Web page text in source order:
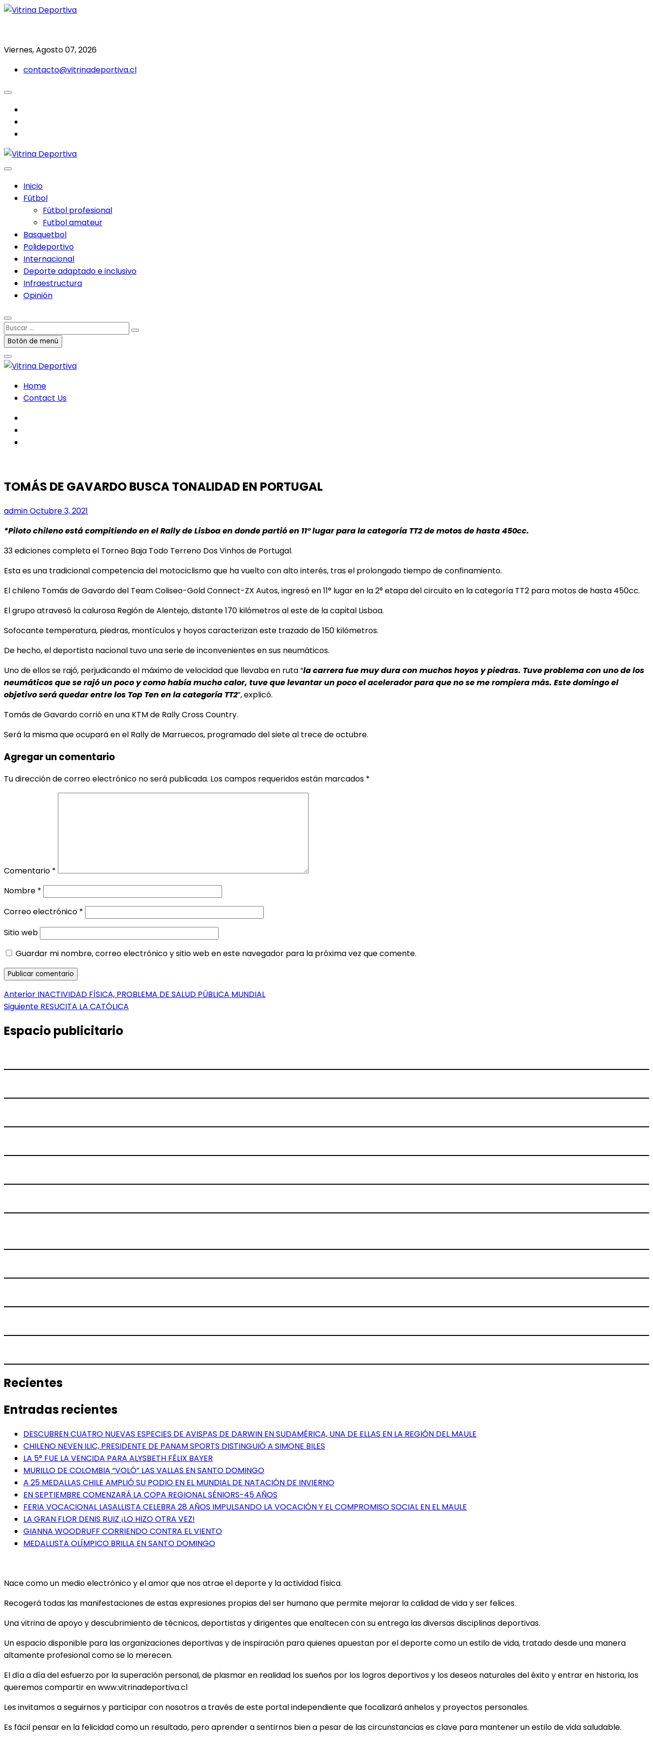
Saltar
Viernes, Agosto 07, 2026
contacto@vitrinadeportiva.cl
Inicio
Fútbol
Fútbol profesional
Futbol amateur
Basquetbol
Polideportivo
Internacional
Deporte adaptado e inclusivo
Infraestructura
Opinión
Buscar
…Botón de menú
Home
Contact Us
TOMÁS DE GAVARDO BUSCA TONALIDAD EN PORTUGAL
adminOctubre 3, 2021
*Piloto chileno está compitiendo en el Rally de Lisboa en donde partió en 11° lugar para la categoría TT2 de motos de hasta 450cc.
33 ediciones completa el Torneo Baja Todo Terreno Dos Vinhos de Portugal.
Esta es una tradicional competencia del motociclismo que ha vuelto con alto interés, tras el prolongado tiempo de confinamiento.
El chileno Tomás de Gavardo del Team Coliseo-Gold Connect-ZX Autos, ingresó en 11° lugar en la 2° etapa del circuito en la categoría TT2 para motos de hasta 450cc.
El grupo atravesó la calurosa Región de Alentejo, distante 170 kilómetros al este de la capital Lisboa.
Sofocante temperatura, piedras, montículos y hoyos caracterizan este trazado de 150 kilómetros.
De hecho, el deportista nacional tuvo una serie de inconvenientes en sus neumáticos.
Uno de ellos se rajó, perjudicando el máximo de velocidad que llevaba en ruta “la carrera fue muy dura con muchos hoyos y piedras. Tuve problema con uno de los
neumáticos que se rajó un poco y como había mucho calor, tuve que levantar un poco el acelerador para que no se me rompiera más. Este domingo el
objetivo será quedar entre los Top Ten en la categoría TT2”, explicó.
Tomás de Gavardo corrió en una KTM de Rally Cross Country.
Será la misma que ocupará en el Rally de Marruecos, programado del siete al trece de octubre.
Agregar un comentario
Tu dirección de correo electrónico no será publicada. Los campos requeridos están marcados *
Comentario *
Nombre *
Correo electrónico *
Sitio web
Guardar mi nombre, correo electrónico y sitio web en este navegador para la próxima vez que comente.
Navegación
de
entradas
Anterior Entrada
anterior:
INACTIVIDAD FÍSICA, PROBLEMA DE SALUD PÚBLICA MUNDIAL
Siguiente Entrada
RESUCITA LA CATÓLICA
Espacio publicitario
Recientes
Entradas recientes
DESCUBREN CUATRO NUEVAS ESPECIES DE AVISPAS DE DARWIN EN SUDAMÉRICA, UNA DE ELLAS EN LA REGIÓN DEL MAULE
CHILENO NEVEN ILIC, PRESIDENTE DE PANAM SPORTS DISTINGUIÓ A SIMONE BILES
LA 5° FUE LA VENCIDA PARA ALYSBETH FÉLIX BAYER
MURILLO DE COLOMBIA “VOLÓ” LAS VALLAS EN SANTO DOMINGO
A 25 MEDALLAS CHILE AMPLIÓ SU PODIO EN EL MUNDIAL DE NATACIÓN DE INVIERNO
EN SEPTIEMBRE COMENZARÁ LA COPA REGIONAL SÉNIORS-45 AÑOS
FERIA VOCACIONAL LASALLISTA CELEBRA 28 AÑOS IMPULSANDO LA VOCACIÓN Y EL COMPROMISO SOCIAL EN EL MAULE
LA GRAN FLOR DENIS RUIZ ¡LO HIZO OTRA VEZ!
GIANNA WOODRUFF CORRIENDO CONTRA EL VIENTO
MEDALLISTA OLÍMPICO BRILLA EN SANTO DOMINGO
Nace como un medio electrónico y el amor que nos atrae el deporte y la actividad física.
Recogerá todas las manifestaciones de estas expresiones propias del ser humano que permite mejorar la calidad de vida y ser felices.
Una vitrina de apoyo y descubrimiento de técnicos, deportistas y dirigentes que enaltecen con su entrega las diversas disciplinas deportivas.
Un espacio disponible para las organizaciones deportivas y de inspiración para quienes apuestan por el deporte como un estilo de vida, tratado desde una manera
altamente profesional como se lo merecen.
El día a día del esfuerzo por la superación personal, de plasmar en realidad los sueños por los logros deportivos y los deseos naturales del éxito y entrar en historia, los
queremos compartir en www.vitrinadeportiva.cl
Les invitamos a seguirnos y participar con nosotros a través de este portal independiente que focalizará anhelos y proyectos personales.
Es fácil pensar en la felicidad como un resultado, pero aprender a sentirnos bien a pesar de las circunstancias es clave para mantener un estilo de vida saludable.